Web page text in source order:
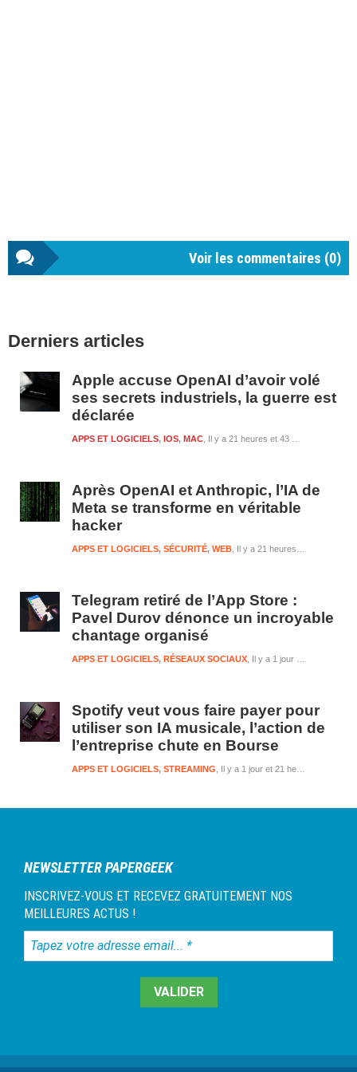
Voir les commentaires (0)
latérale
Derniers articles
Apple accuse OpenAI d’avoir volé
ses secrets industriels, la guerre est
déclarée
Il y a 21 heures et 43 minutes
APPS ET LOGICIELS, IOS, MAC
Après OpenAI et Anthropic, l’IA de
Meta se transforme en véritable
hacker
Il y a 21 heures et 44 minutes
APPS ET LOGICIELS, SÉCURITÉ, WEB
Telegram retiré de l’App Store :
Pavel Durov dénonce un incroyable
chantage organisé
Il y a 1 jour et 21 heures
APPS ET LOGICIELS, RÉSEAUX SOCIAUX
Spotify veut vous faire payer pour
utiliser son IA musicale, l’action de
l’entreprise chute en Bourse
Il y a 1 jour et 21 heures
APPS ET LOGICIELS, STREAMING
NEWSLETTER PAPERGEEK
INSCRIVEZ-VOUS ET RECEVEZ GRATUITEMENT NOS
MEILLEURES ACTUS !
Tapez
votre